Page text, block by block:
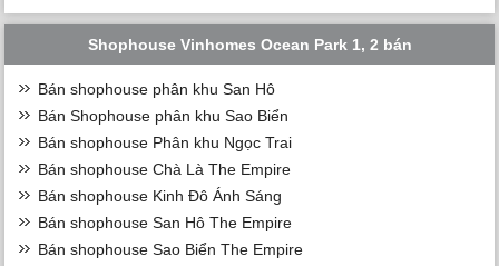
Shophouse Vinhomes Ocean Park 1, 2 bán
Bán shophouse phân khu San Hô
Bán Shophouse phân khu Sao Biển
Bán shophouse Phân khu Ngọc Trai
Bán shophouse Chà Là The Empire
Bán shophouse Kinh Đô Ánh Sáng
Bán shophouse San Hô The Empire
Bán shophouse Sao Biển The Empire